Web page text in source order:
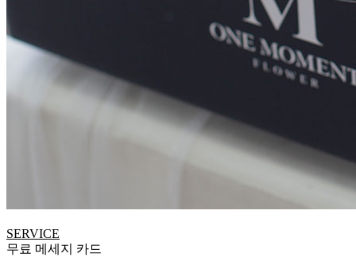
SERVICE
무료 메세지 카드